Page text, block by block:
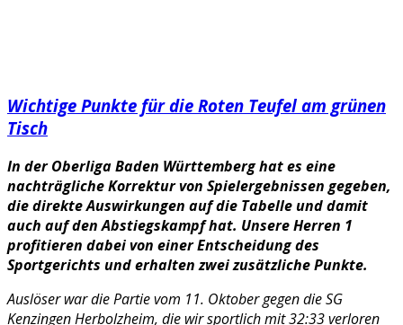
Wichtige Punkte für die Roten Teufel am grünen
Tisch
In der Oberliga Baden Württemberg hat es eine
nachträgliche Korrektur von Spielergebnissen gegeben,
die direkte Auswirkungen auf die Tabelle und damit
auch auf den Abstiegskampf hat. Unsere Herren 1
profitieren dabei von einer Entscheidung des
Sportgerichts und erhalten zwei zusätzliche Punkte.
Auslöser war die Partie vom 11. Oktober gegen die SG
Kenzingen Herbolzheim, die wir sportlich mit 32:33 verloren